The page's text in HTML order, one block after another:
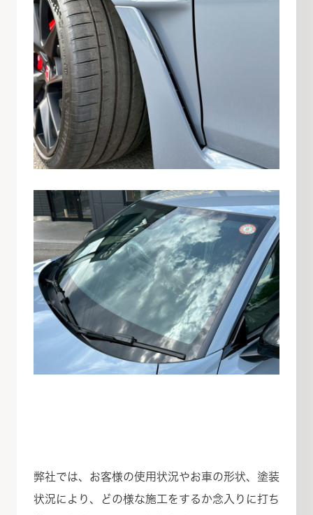
弊社では、お客様の使用状況やお車の形状、塗装
状況により、どの様な施工をするか念入りに打ち